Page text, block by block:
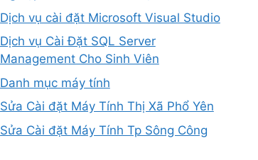
Dịch vụ cài đặt Microsoft Visual Studio
Dịch vụ Cài Đặt SQL Server
Management Cho Sinh Viên
Danh mục máy tính
Sửa Cài đặt Máy Tính Thị Xã Phổ Yên
Sửa Cài đặt Máy Tính Tp Sông Công